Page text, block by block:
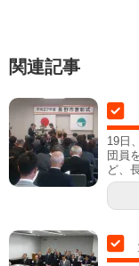
関連記事
19日
団員
ど、